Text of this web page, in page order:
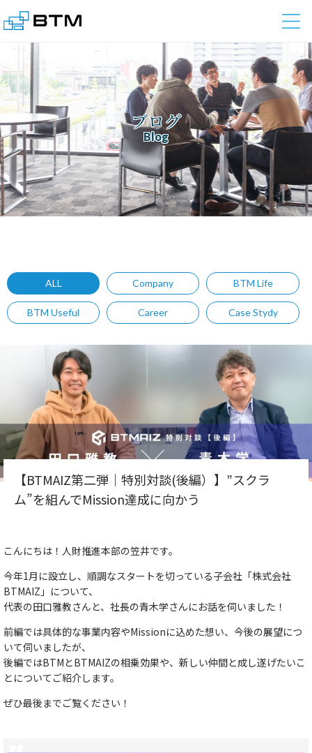
ブログ
Blog
ALL Company BTM Life
BTM Useful Career Case Stydy
【BTMAIZ第二弾｜特別対談(後編）】”スクラ
ム”を組んでMission達成に向かう​
​​こんにちは！人財推進本部の笠井です。​
今年1月に設立し、順調なスタートを切っている子会社「株式会社
BTMAIZ」について、​
​​代表の田口雅教さんと、社長の青木学さんにお話を伺いました！​
前編では具体的な事業内容やMissionに込めた想い、今後の展望につ
いて伺いましたが、
後編ではBTMとBTMAIZの相乗効果や、新しい仲間と成し遂げたいこ
とについてご紹介します。
ぜひ最後までご覧ください！